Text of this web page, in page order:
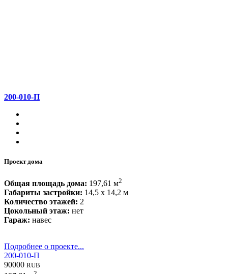
200-010-П
Проект дома
Общая площадь дома: 197,61 м2
Габариты застройки: 14,5 x 14,2 м
Количество этажей: 2
Цокольный этаж: нет
Гараж: навес
Подробнее о проекте...
200-010-П
90000 RUB